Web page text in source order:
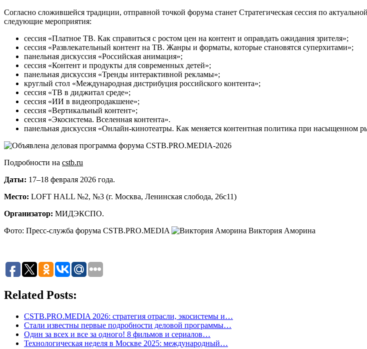
Согласно сложившейся традиции, отправной точкой форума станет Стратегическая сессия по
следующие мероприятия:
сессия «Платное ТВ. Как справиться с ростом цен на контент и оправдать ожидания зрителя»;
сессия «Развлекательный контент на ТВ. Жанры и форматы, которые становятся суперхитами»;
панельная дискуссия «Российская анимация»;
сессия «Контент и продукты для современных детей»;
панельная дискуссия «Тренды интерактивной рекламы»;
круглый стол «Международная дистрибуция российского контента»;
сессия «ТВ в диджитал среде»;
сессия «ИИ в видеопродакшене»;
сессия «Вертикальный контент»;
сессия «Экосистема. Вселенная контента».
панельная дискуссия «Онлайн-кинотеатры. Как меняется контентная политика при насыщенном
Подробности на cstb.ru
Даты: 17–18 февраля 2026 года.
Место: LOFT HALL №2, №3 (г. Москва, Ленинская слобода, 26c11)
Организатор: МИДЭКСПО.
Фото: Пресс-служба форума CSTB.PRO.MEDIA
Виктория Аморина
Related Posts:
CSTB.PRO.MEDIA 2026: стратегия отрасли, экосистемы и…
Стали известны первые подробности деловой программы…
Один за всех и все за одного! 8 фильмов и сериалов…
Технологическая неделя в Москве 2025: международный…